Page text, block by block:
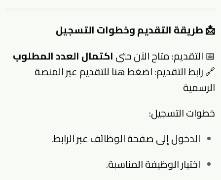
📩 طريقة التقديم وخطوات التسجيل
📅 التقديم: متاح الآن حتىاكتمال العدد المطلوب
🔗 رابط التقديم:اضغط هنا للتقديم عبر المنصة
الرسمية
خطوات التسجيل:
الدخول إلى صفحة الوظائف عبر الرابط.
اختيار الوظيفة المناسبة.